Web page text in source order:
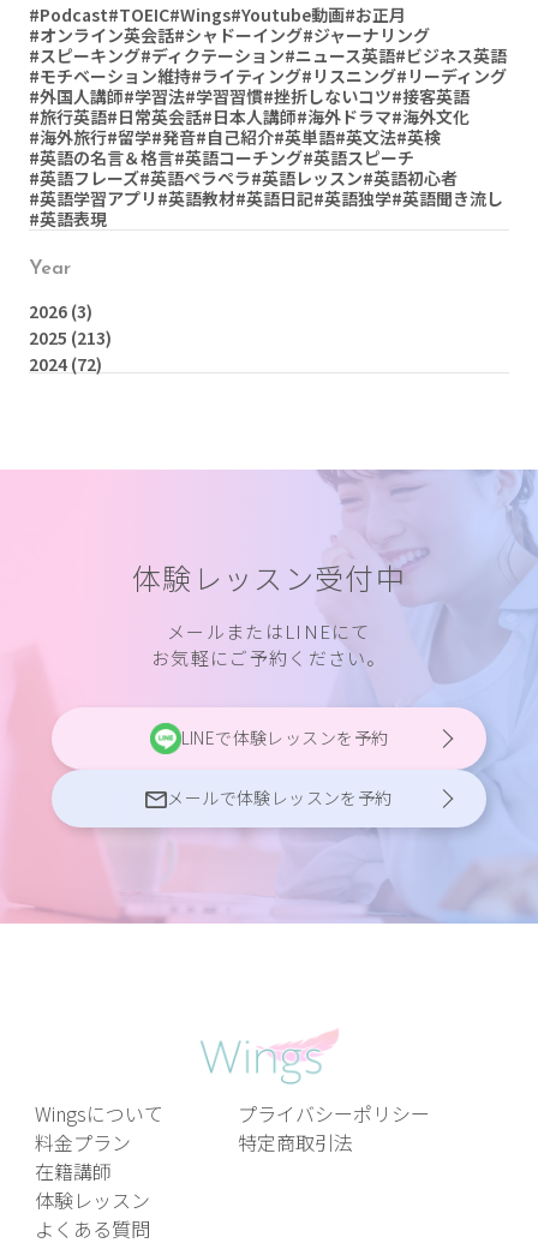
#Podcast#TOEIC#Wings#Youtube動画#お正月
#オンライン英会話#シャドーイング#ジャーナリング
#スピーキング#ディクテーション#ニュース英語#ビジネス英語
#モチベーション維持#ライティング#リスニング#リーディング
#外国人講師#学習法#学習習慣#挫折しないコツ#接客英語
#旅行英語#日常英会話#日本人講師#海外ドラマ#海外文化
#海外旅行#留学#発音#自己紹介#英単語#英文法#英検
#英語の名言＆格言#英語コーチング#英語スピーチ
#英語フレーズ#英語ペラペラ#英語レッスン#英語初心者
#英語学習アプリ #英語教材#英語日記#英語独学#英語聞き流し
#英語表現
Year
2026 (3)
2025 (213)
2024(72)
体験レッスン受付中
メールまたはLINEにて
お気軽にご予約ください。
LINEで体験レッスンを予約
メールで体験レッスンを予約
Wingsについて
料金プラン
在籍講師
体験レッスン
よくある質問
プライバシーポリシー
特定商取引法